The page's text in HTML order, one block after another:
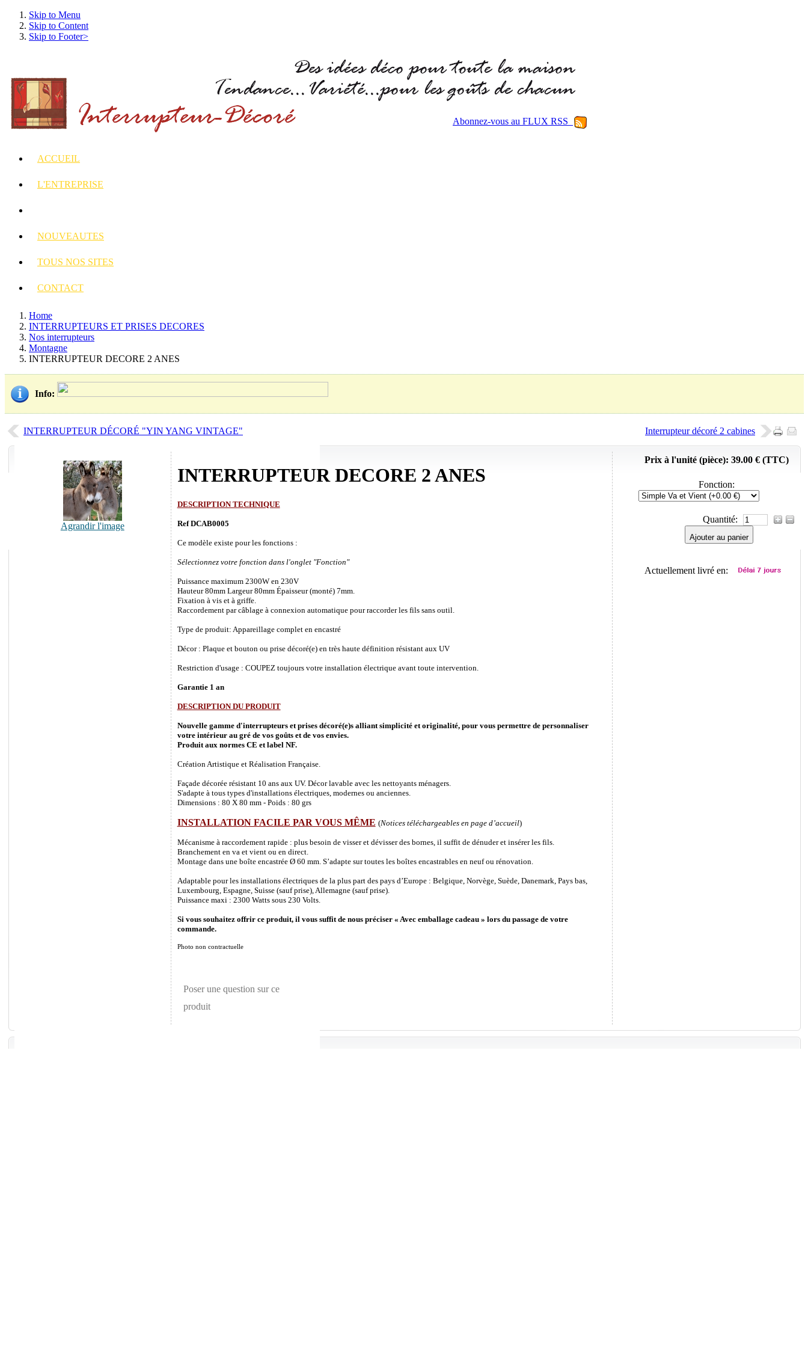
Skip to Menu
Skip to Content
Skip to Footer>
Abonnez-vous au FLUX RSS
ACCUEIL
L'ENTREPRISE
NOUVEAUTES
TOUS NOS SITES
CONTACT
Home
INTERRUPTEURS ET PRISES DECORES
Nos interrupteurs
Montagne
INTERRUPTEUR DECORE 2 ANES
Info:
INTERRUPTEUR DÉCORÉ "YIN YANG VINTAGE" Interrupteur décoré 2 cabines
Agrandir l'image
INTERRUPTEUR DECORE 2 ANES
DESCRIPTION TECHNIQUE
Ref DCAB0005
Ce modèle existe pour les fonctions :
Sélectionnez votre fonction dans l'onglet "Fonction"
Puissance maximum 2300W en 230V
Hauteur 80mm Largeur 80mm Épaisseur (monté) 7mm.
Fixation à vis et à griffe.
Raccordement par câblage à connexion automatique pour raccorder les fils sans outil.
Type de produit: Appareillage complet en encastré
Décor : Plaque et bouton ou prise décoré(e) en très haute définition résistant aux UV
Restriction d'usage : COUPEZ toujours votre installation électrique avant toute intervention.
Garantie 1 an
DESCRIPTION DU PRODUIT
Nouvelle gamme d'interrupteurs et prises décoré(e)s alliant simplicité et originalité, pour vous permettre de personnaliser
votre intérieur au gré de vos goûts et de vos envies.
Produit aux normes CE et label NF.
Création Artistique et Réalisation Française.
Façade décorée résistant 10 ans aux UV. Décor lavable avec les nettoyants ménagers.
S'adapte à tous types d'installations électriques, modernes ou anciennes.
Dimensions : 80 X 80 mm - Poids : 80 grs
INSTALLATION FACILE PAR VOUS MÊME (Notices téléchargeables en page d’accueil)
Mécanisme à raccordement rapide : plus besoin de visser et dévisser des bornes, il suffit de dénuder et insérer les fils.
Branchement en va et vient ou en direct.
Montage dans une boîte encastrée Ø 60 mm. S’adapte sur toutes les boîtes encastrables en neuf ou rénovation.
Adaptable pour les installations électriques de la plus part des pays d’Europe : Belgique, Norvège, Suède, Danemark, Pays bas,
Luxembourg, Espagne, Suisse (sauf prise), Allemagne (sauf prise).
Puissance maxi : 2300 Watts sous 230 Volts.
Si vous souhaitez offrir ce produit, il vous suffit de nous préciser « Avec emballage cadeau » lors du passage de votre
commande.
Photo non contractuelle
Poser une question sur ce
produit
Prix à l'unité (pièce): 39.00 € (TTC)
Fonction:
Quantité:
Ajouter au panier
Actuellement livré en: